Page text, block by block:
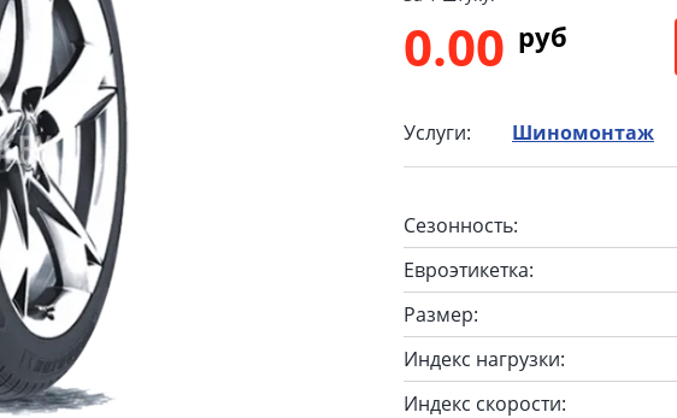
0.00 pуб
Услуги: Шиномонтаж
Сезонность:
Евроэтикетка:
Размер:
Индекс нагрузки:
Индекс скорости: